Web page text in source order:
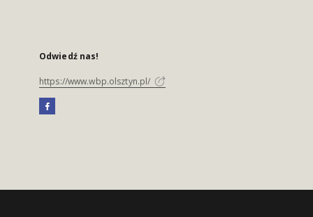
Odwiedź nas!
https://www.wbp.olsztyn.pl/